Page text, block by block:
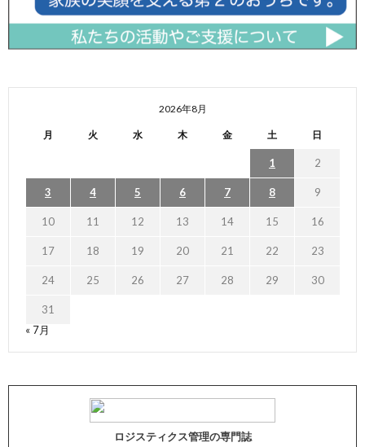
2026年8月
月 火 水 木 金 土 日
1 2
3 4 5 6 7 8 9
10 11 12 13 14 15 16
17 18 19 20 21 22 23
24 25 26 27 28 29 30
31
« 7月
ロジスティクス管理の専門誌